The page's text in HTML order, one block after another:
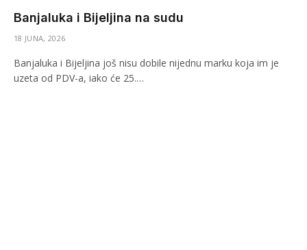
Banjaluka i Bijeljina na sudu
18 JUNA, 2026
Banjaluka i Bijeljina još nisu dobile nijednu marku koja im je
uzeta od PDV-a, iako će 25.…